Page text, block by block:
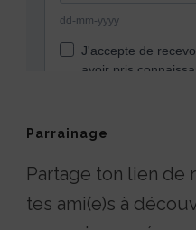
Parrainage
Partage ton lien
tes ami(e)s à